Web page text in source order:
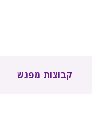
קבוצות מפגש